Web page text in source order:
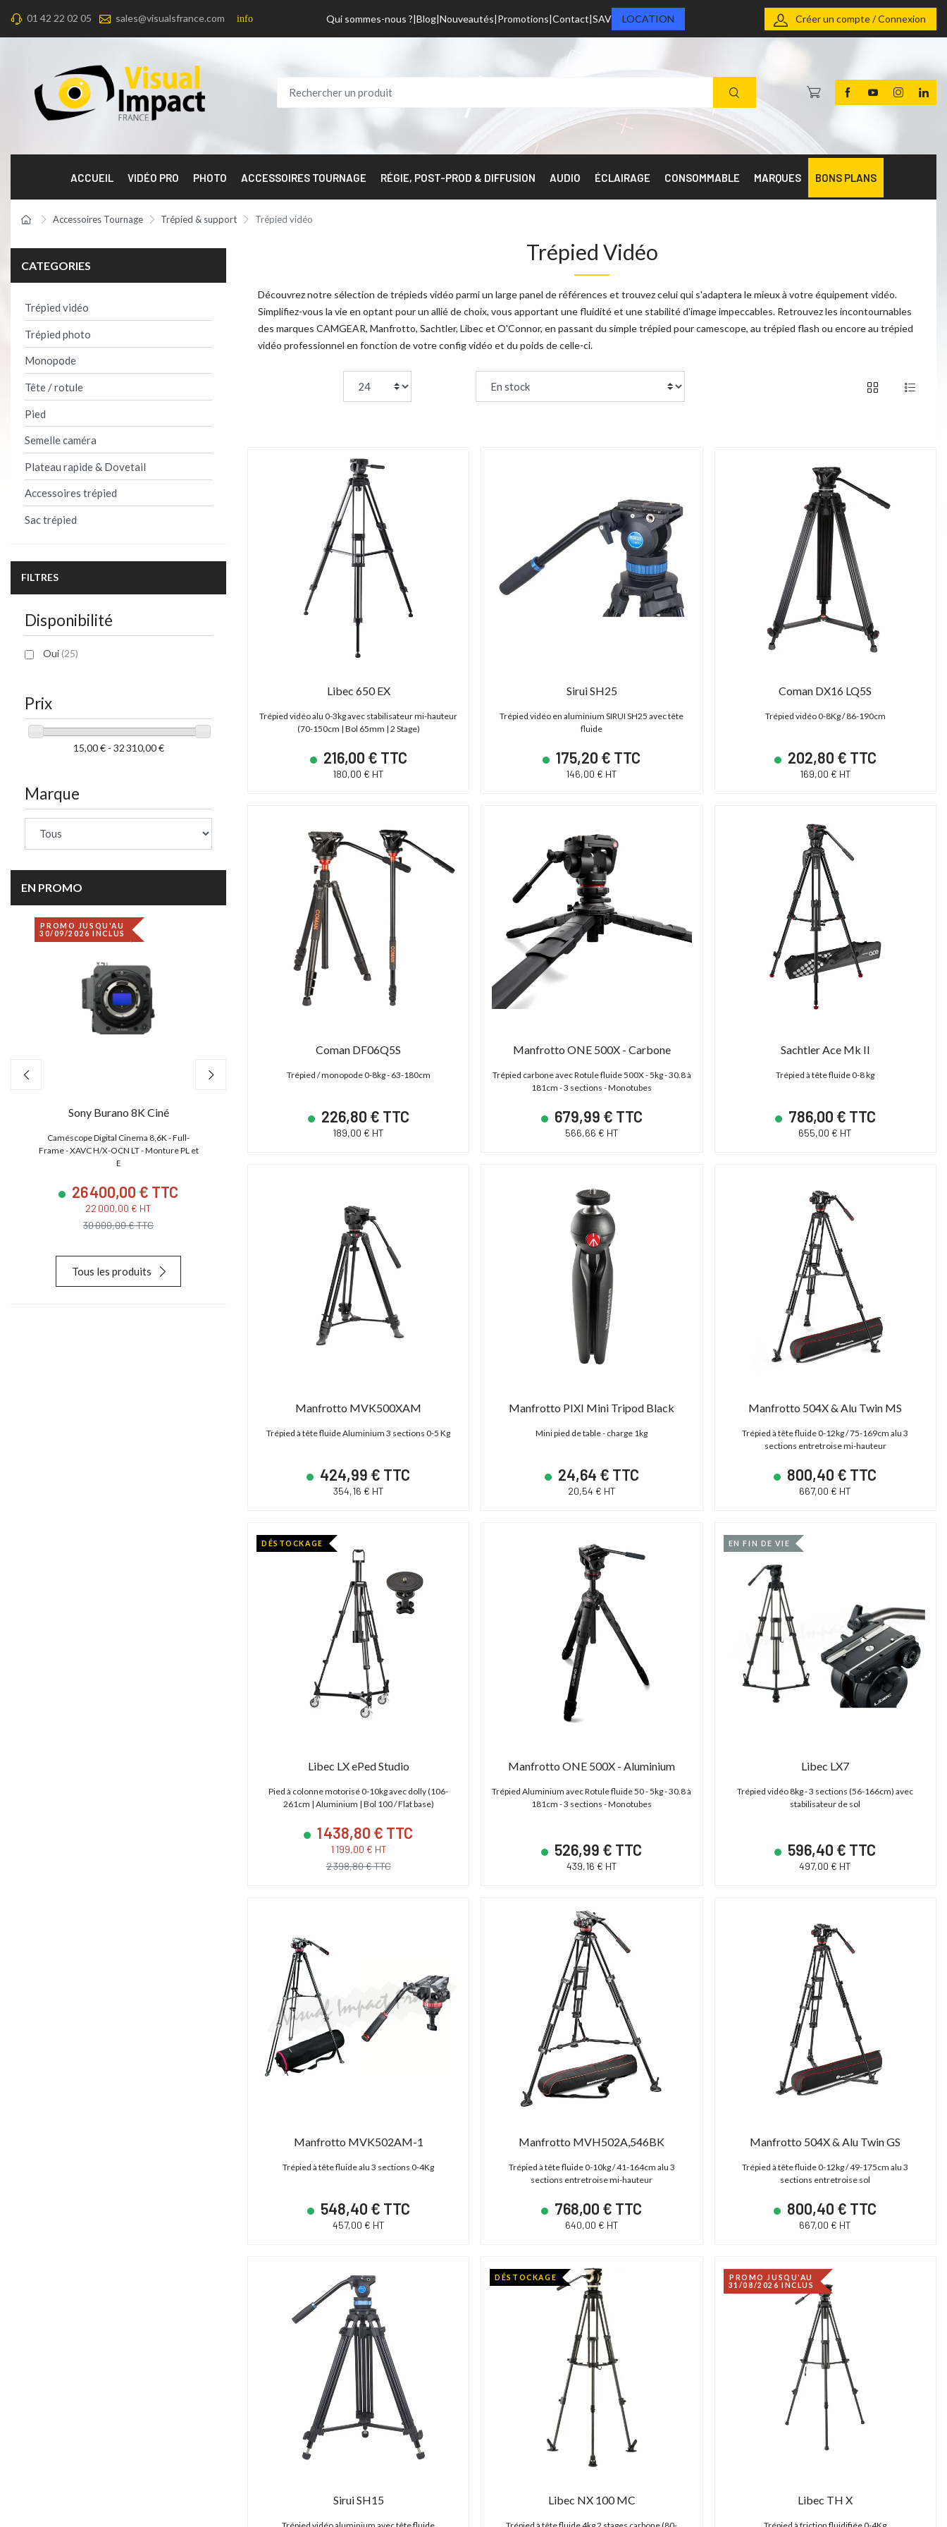
01 42 22 02 05 sales@visualsfrance.com info Qui sommes-nous ? Blog Nouveautés Promotions Contact SAV LOCATION Créer un compte / Connexion
ACCUEIL VIDÉO PRO PHOTO ACCESSOIRES TOURNAGE RÉGIE, POST-PROD & DIFFUSION AUDIO ÉCLAIRAGE CONSOMMABLE MARQUES BONS PLANS
Accessoires Tournage Trépied & support Trépied vidéo
CATEGORIES
Trépied vidéo
Trépied photo
Monopode
Tête / rotule
Pied
Semelle caméra
Plateau rapide & Dovetail
Accessoires trépied
Sac trépied
FILTRES
Disponibilité
Oui(25)
Prix
15,00 € - 32 310,00 €
Marque
EN PROMO
PROMO JUSQU'AU
30/09/2026 INCLUS
Sony Burano 8K Ciné
Caméscope Digital Cinema 8,6K - Full-
Frame - XAVC H/X-OCN LT - Monture PL et
E
26 400,00 € TTC
22 000,00 € HT
30 000,00 € TTC
Canon EOS C700 PL
Caméscope 4K/2K/HD - XF AVC/ProRes -
19 900,00 € HT
28 627,19 € TTC
ABonAir AB4000 4K HDR
Kit 1 émetteur / 1 récepteur vidéo sans fil
PROMO JUSQU'AU
31/12/2026 INCLUS
Cartoni Magnum
Tête fluide studio et OB 30-
Tous les produits
Trépied Vidéo
Découvrez notre sélection de trépieds vidéo parmi un large panel de références et trouvez celui qui s'adaptera le mieux à votre équipement vidéo.
Simplifiez-vous la vie en optant pour un allié de choix, vous apportant une fluidité et une stabilité d'image impeccables. Retrouvez les incontournables
des marques CAMGEAR, Manfrotto, Sachtler, Libec et O'Connor, en passant du simple trépied pour camescope, au trépied flash ou encore au trépied
vidéo professionnel en fonction de votre config vidéo et du poids de celle-ci.
Libec 650 EX
Trépied vidéo alu 0-3kg avec stabilisateur mi-hauteur
(70-150cm | Bol 65mm | 2 Stage)
216,00 € TTC
180,00 € HT
Sirui SH25
Trépied vidéo en aluminium SIRUI SH25 avec tête
fluide
175,20 € TTC
146,00 € HT
Coman DX16 LQ5S
Trépied vidéo 0-8Kg / 86-190cm
202,80 € TTC
169,00 € HT
Coman DF06Q5S
Trépied / monopode 0-8kg - 63-180cm
226,80 € TTC
189,00 € HT
Manfrotto ONE 500X - Carbone
Trépied carbone avec Rotule fluide 500X - 5kg - 30.8 à
181cm - 3 sections - Monotubes
679,99 € TTC
566,66 € HT
Sachtler Ace Mk II
Trépied à tête fluide 0-8 kg
786,00 € TTC
655,00 € HT
Manfrotto MVK500XAM
Trépied à tête fluide Aluminium 3 sections 0-5 Kg
424,99 € TTC
354,16 € HT
Manfrotto PIXI Mini Tripod Black
Mini pied de table - charge 1kg
24,64 € TTC
20,54 € HT
Manfrotto 504X & Alu Twin MS
Trépied à tête fluide 0-12kg / 75-169cm alu 3
sections entretroise mi-hauteur
800,40 € TTC
667,00 € HT
DÉSTOCKAGE
Libec LX ePed Studio
Pied à colonne motorisé 0-10kg avec dolly (106-
261cm | Aluminium | Bol 100 / Flat base)
1 438,80 € TTC
1 199,00 € HT
2 398,80 € TTC
Manfrotto ONE 500X - Aluminium
Trépied Aluminium avec Rotule fluide 50 - 5kg - 30.8 à
181cm - 3 sections - Monotubes
526,99 € TTC
439,16 € HT
EN FIN DE VIE
Libec LX7
Trépied vidéo 8kg - 3 sections (56-166cm) avec
stabilisateur de sol
596,40 € TTC
497,00 € HT
Manfrotto MVK502AM-1
Trépied à tête fluide alu 3 sections 0-4Kg
548,40 € TTC
457,00 € HT
Manfrotto MVH502A,546BK
Trépied à tête fluide 0-10kg / 41-164cm alu 3
sections entretroise mi-hauteur
768,00 € TTC
640,00 € HT
Manfrotto 504X & Alu Twin GS
Trépied à tête fluide 0-12kg / 49-175cm alu 3
sections entretroise sol
800,40 € TTC
667,00 € HT
Sirui SH15
DÉSTOCKAGE
Libec NX 100 MC
PROMO JUSQU'AU
31/08/2026 INCLUS
Libec TH X